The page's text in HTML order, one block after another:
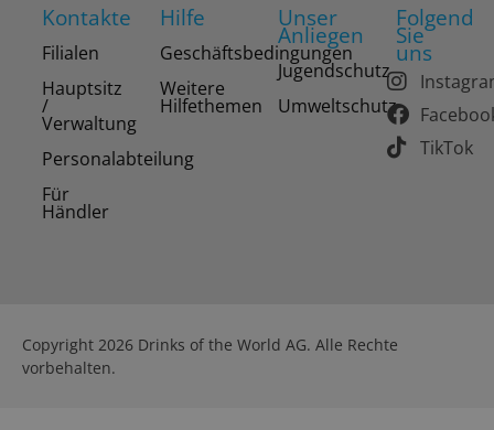
Kontakte
Filialen
Hauptsitz
/
Verwaltung
Personalabteilung
Für
Händler
Hilfe
Geschäftsbedingungen
Weitere
Hilfethemen
Unser
Anliegen
Jugendschutz
Umweltschutz
Folgend
Sie
uns
TikTok
Copyright 2026 Drinks of the World AG. Alle Rechte
vorbehalten.